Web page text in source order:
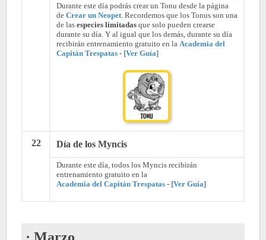
Durante este día podrás crear un Tonu desde la página
de Crear un Neopet . Recordemos que los Tonus son una
de las especies limitadas que solo pueden crearse
durante su día. Y al igual que los demás, durante su día
recibirán entrenamiento gratuito en la Academia del
Capitán Trespatas - [Ver Guía]
22 Día de los Myncis
Durante este día, todos los Myncis recibirán
entrenamiento gratuito en la
Academia del Capitán Trespatas - [Ver Guía]
· Marzo